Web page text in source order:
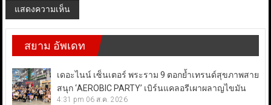
สยาม อัพเดท
เดอะไนน์ เซ็นเตอร์ พระราม 9 ตอกย้ำเทรนด์สุขภาพสาย
สนุก ‘AEROBIC PARTY’ เบิร์นแคลอรีเผาผลาญไขมัน
4:31 pm 06 ส.ค. 2026